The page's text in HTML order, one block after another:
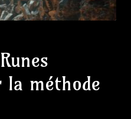
la méthode